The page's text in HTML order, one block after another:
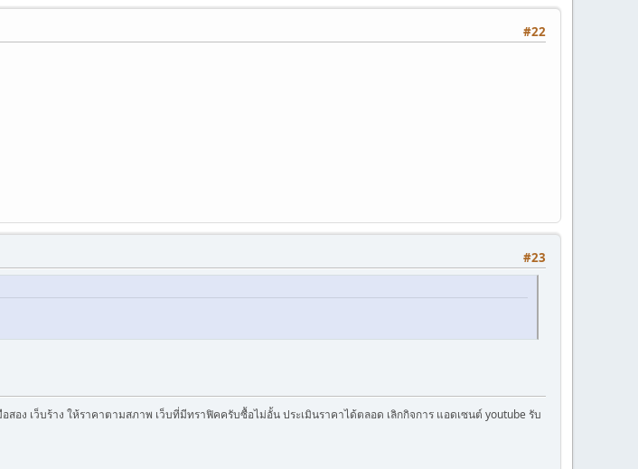
#22
#23
สอง เว็บร้าง ให้ราคาตามสภาพ เว็บที่มีทราฟิคครับซื้อไม่อั้น ประเมินราคาได้ตลอด เลิกกิจการ แอดเซนต์ youtube รับ